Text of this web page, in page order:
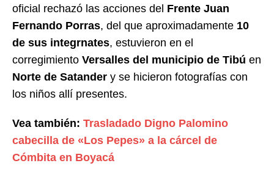
oficial rechazó las acciones del Frente Juan
Fernando Porras, del que aproximadamente 10
de sus integrnates, estuvieron en el
corregimiento Versalles del municipio de Tibú en
Norte de Satander y se hicieron fotografías con
los niños allí presentes.
Vea también: Trasladado Digno Palomino
cabecilla de «Los Pepes» a la cárcel de
Cómbita en Boyacá